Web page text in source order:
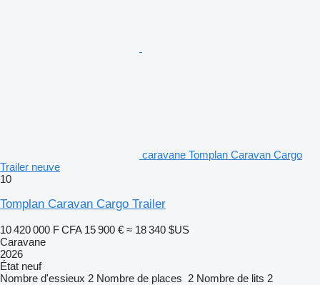
caravane Tomplan Caravan Cargo
Trailer neuve
10
Tomplan Caravan Cargo Trailer
10 420 000 F CFA 15 900 € ≈ 18 340 $US
Caravane
2026
État neuf
Nombre d'essieux 2 Nombre de places 2 Nombre de lits 2